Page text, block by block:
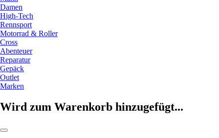
Damen
High-Tech
Rennsport
Motorrad & Roller
Cross
Abenteuer
Reparatur
Gepäck
Outlet
Marken
Wird zum Warenkorb hinzugefügt...